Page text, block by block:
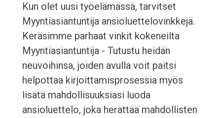
Kun olet uusi työelämässä, tarvitset
Myyntiasiantuntija ansioluettelovinkkejä.
Keräsimme parhaat vinkit kokeneilta
Myyntiasiantuntija - Tutustu heidän
neuvoihinsa, joiden avulla voit paitsi
helpottaa kirjoittamisprosessia myös
lisätä mahdollisuuksiasi luoda
ansioluettelo, joka herättää mahdollisten